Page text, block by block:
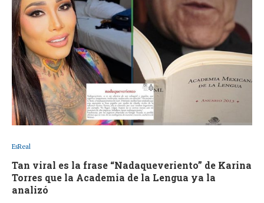
EsReal
Tan viral es la frase “Nadaqueveriento” de Karina
Torres que la Academia de la Lengua ya la
analizó